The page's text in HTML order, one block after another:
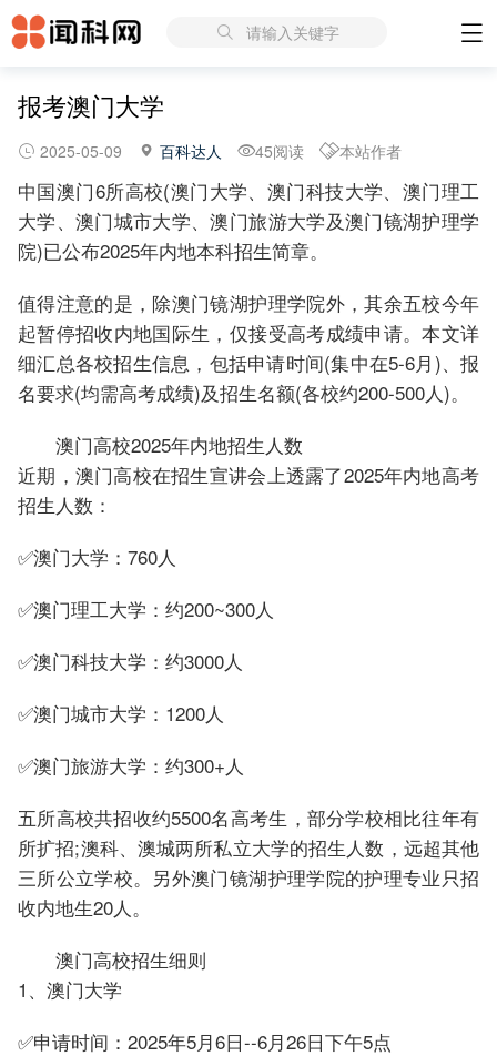
请输入关键字
报考澳门大学
2025-05-09 百科达人 45阅读 本站作者
中国澳门6所高校(澳门大学、澳门科技大学、澳门理工
大学、澳门城市大学、澳门旅游大学及澳门镜湖护理学
院)已公布2025年内地本科招生简章。
值得注意的是，除澳门镜湖护理学院外，其余五校今年
起暂停招收内地国际生，仅接受高考成绩申请。本文详
细汇总各校招生信息，包括申请时间(集中在5-6月)、报
名要求(均需高考成绩)及招生名额(各校约200-500人)。
澳门高校2025年内地招生人数
近期，澳门高校在招生宣讲会上透露了2025年内地高考
招生人数：
✅澳门大学：760人
✅澳门理工大学：约200~300人
✅澳门科技大学：约3000人
✅澳门城市大学：1200人
✅澳门旅游大学：约300+人
五所高校共招收约5500名高考生，部分学校相比往年有
所扩招;澳科、澳城两所私立大学的招生人数，远超其他
三所公立学校。另外澳门镜湖护理学院的护理专业只招
收内地生20人。
澳门高校招生细则
1、澳门大学
✅申请时间：2025年5月6日--6月26日下午5点